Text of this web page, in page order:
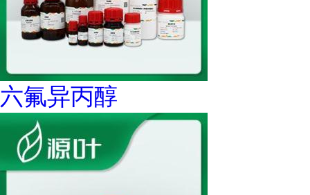
六氟异丙醇